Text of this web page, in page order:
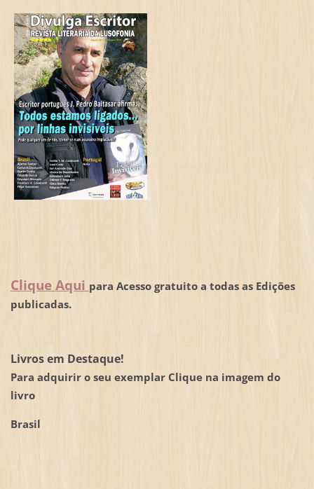
Clique Aqui para Acesso gratuito a todas as Edições
publicadas.
Livros em Destaque!
Para adquirir o seu exemplar Clique na imagem do
livro
Brasil